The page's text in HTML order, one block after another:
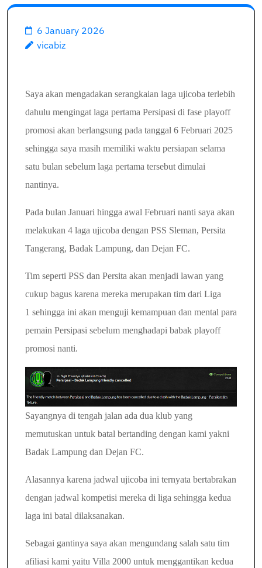
6 January 2026
vicabiz
Saya akan mengadakan serangkaian laga ujicoba terlebih
dahulu mengingat laga pertama Persipasi di fase playoff
promosi akan berlangsung pada tanggal 6 Februari 2025
sehingga saya masih memiliki waktu persiapan selama
satu bulan sebelum laga pertama tersebut dimulai
nantinya.
Pada bulan Januari hingga awal Februari nanti saya akan
melakukan 4 laga ujicoba dengan PSS Sleman, Persita
Tangerang, Badak Lampung, dan Dejan FC.
Tim seperti PSS dan Persita akan menjadi lawan yang
cukup bagus karena mereka merupakan tim dari Liga
1 sehingga ini akan menguji kemampuan dan mental para
pemain Persipasi sebelum menghadapi babak playoff
promosi nanti.
Sayangnya di tengah jalan ada dua klub yang
memutuskan untuk batal bertanding dengan kami yakni
Badak Lampung dan Dejan FC.
Alasannya karena jadwal ujicoba ini ternyata bertabrakan
dengan jadwal kompetisi mereka di liga sehingga kedua
laga ini batal dilaksanakan.
Sebagai gantinya saya akan mengundang salah satu tim
afiliasi kami yaitu Villa 2000 untuk menggantikan kedua